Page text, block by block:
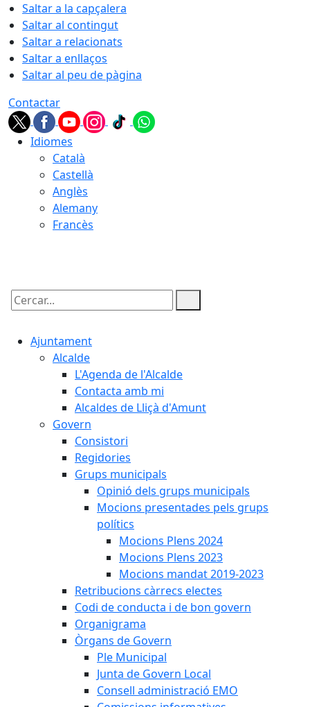
Saltar a la capçalera
Saltar al contingut
Saltar a relacionats
Saltar a enllaços
Saltar al peu de pàgina
Contactar
Idiomes
Català
Castellà
Anglès
Alemany
Francès
Cercar:
Ajuntament
Alcalde
L'Agenda de l'Alcalde
Contacta amb mi
Alcaldes de Lliçà d'Amunt
Govern
Consistori
Regidories
Grups municipals
Opinió dels grups municipals
Mocions presentades pels grups
polítics
Mocions Plens 2024
Mocions Plens 2023
Mocions mandat 2019-2023
Retribucions càrrecs electes
Codi de conducta i de bon govern
Organigrama
Òrgans de Govern
Ple Municipal
Junta de Govern Local
Consell administració EMO